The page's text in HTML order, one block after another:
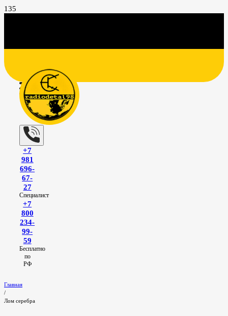
+7
981
696-
67-
27
Специалист
+7
800
234-
99-
59
Бесплатно
по
РФ
Главная
/
Лом серебра